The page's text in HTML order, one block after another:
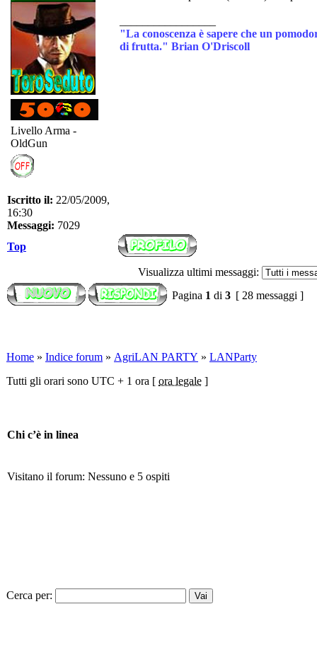
Livello Arma -
OldGun
Iscritto il: 22/05/2009,
16:30
Messaggi: 7029
"La conoscenza è sapere che un
di frutta." Brian O'Driscoll
Top
Visualizza ultimi messaggi:
Pagina 1 di 3 [ 28 messaggi ]
Home » Indice forum » AgriLAN PARTY » LANParty
Tutti gli orari sono UTC + 1 ora [ ora legale ]
Chi c’è in linea
Visitano il forum: Nessuno e 5 ospiti
Cerca per: